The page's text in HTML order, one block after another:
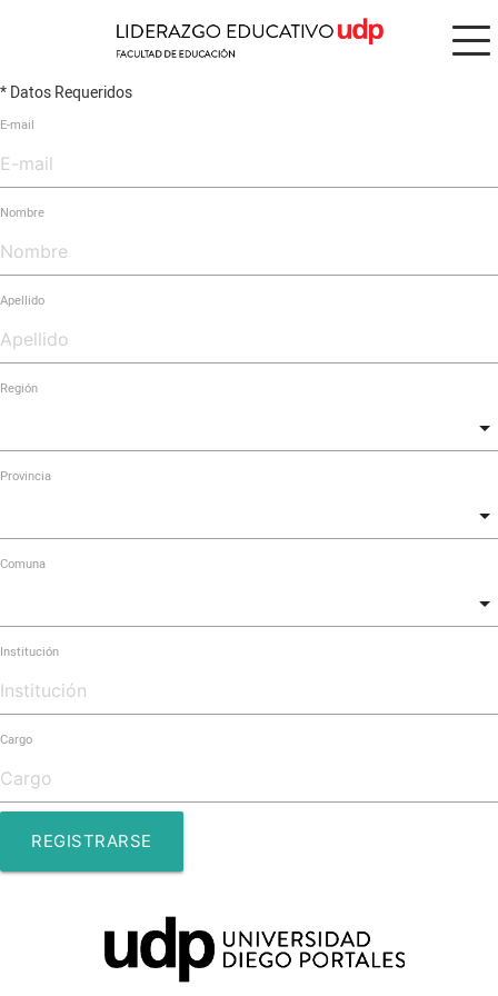
* Datos Requeridos
E-mail
Nombre
Apellido
Región
Provincia
Comuna
Institución
Cargo